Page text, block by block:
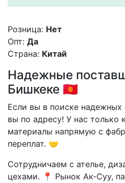
Розница: Нет
Опт: Да
Страна: Китай
Надежные
Бишкеке 🇰🇬
Если вы в поиске
вы по адресу! У нас только
материалы напрямую с
переплат. 🤝
Сотрудничаем с ателье,
цехами. 📍 Рынок Ак-Суу,